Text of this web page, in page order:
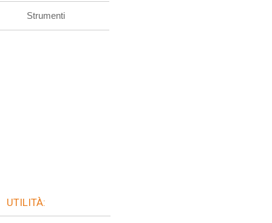
Strumenti
UTILITÀ: